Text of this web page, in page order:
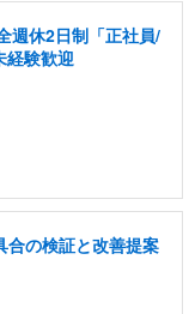
週休2日制「正社員/
経験歓迎
合の検証と改善提案